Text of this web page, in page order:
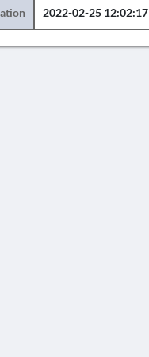
2022-02-25 12:02:17